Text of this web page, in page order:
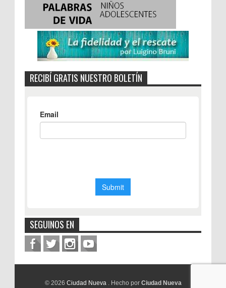
RECIBÍ GRATIS NUESTRO BOLETÍN
SEGUINOS EN
© 2026 Ciudad Nueva . Hecho por Ciudad Nueva